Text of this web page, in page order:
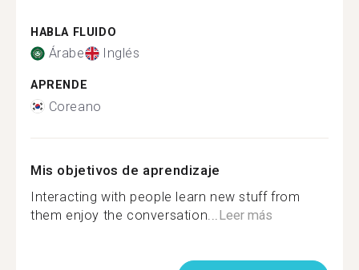
HABLA FLUIDO
Árabe Inglés
APRENDE
Coreano
Mis objetivos de aprendizaje
Interacting with people learn new stuff from
them enjoy the conversation... Leer más